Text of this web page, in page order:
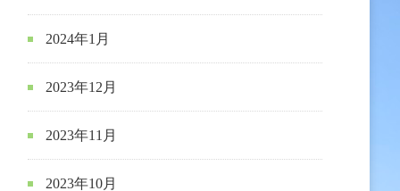
2024年1月
2023年12月
2023年11月
2023年10月